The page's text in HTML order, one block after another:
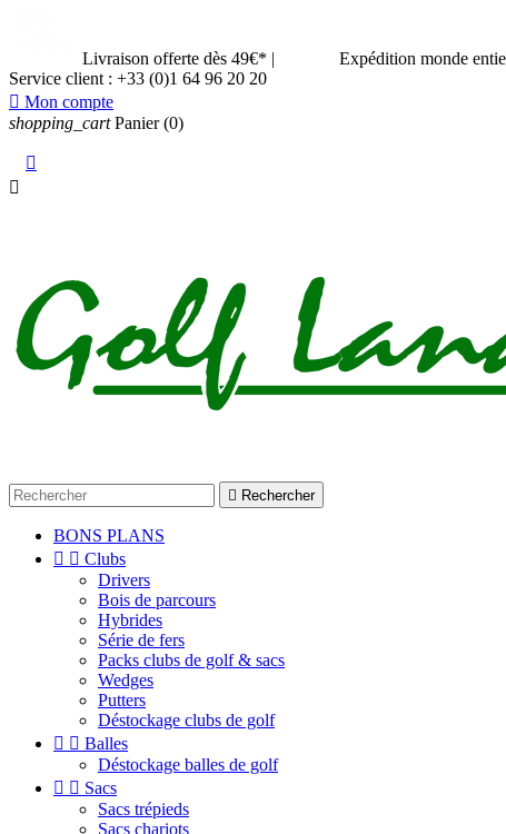
Livraison offerte dès 49€* | Expédition monde
Service client : +33 (0)1 64 96 20 20
 Mon compte
shopping_cart Panier (0)


 Rechercher
BONS PLANS
  Clubs
Drivers
Bois de parcours
Hybrides
Série de fers
Packs clubs de golf & sacs
Wedges
Putters
Déstockage clubs de golf
  Balles
Déstockage balles de golf
  Sacs
Sacs trépieds
Sacs chariots